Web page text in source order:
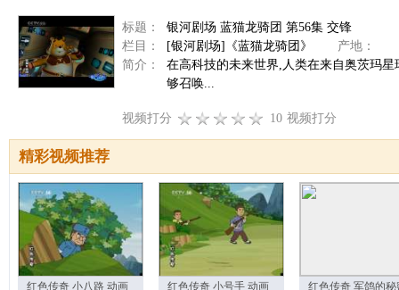
标题：
银河剧场 蓝猫龙骑团 第56集 交锋
栏目：
[银河剧场]《蓝猫龙骑团》 产地：
简介：
在高科技的未来世界,人类在来自奥茨玛
够召唤...
视频打分 10 视频打分
精彩视频推荐
红色传奇 小八路 动画
红色传奇 小号手 动画
红色传奇 军鸽的秘